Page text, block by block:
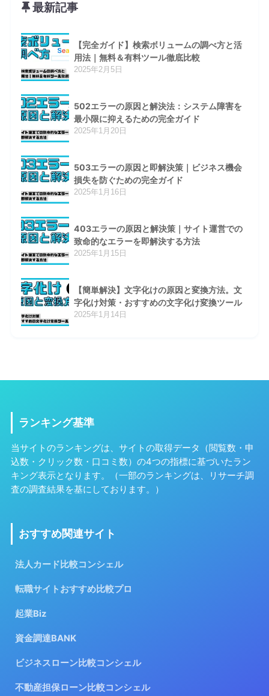
最新記事
【完全ガイド】検索ボリュームの調べ方と活
用法｜無料＆有料ツール徹底比較
2025年2月5日
502エラーの原因と解決法：システム障害を
最小限に抑えるための完全ガイド
2025年1月20日
503エラーの原因と即解決策｜ビジネス機会
損失を防ぐための完全ガイド
2025年1月16日
403エラーの原因と解決策｜サイト運営での
致命的なエラーを即解決する方法
2025年1月15日
【簡単解決】文字化けの原因と変換方法。文
字化け対策・おすすめの文字化け変換ツール
2025年1月14日
ランキング基準
当サイトのランキングは、サイトの取得データ（閲覧数・申
込数・クリック数・口コミ数）の4つの指標に基づいたラン
キング表示となります。（一部のランキングは、リサーチ調
査の調査結果を基にしております。）
おすすめ関連サイト
法人カード比較コンシェル
転職サイトおすすめ比較プロ
起業Biz
資金調達BANK
ビジネスローン比較コンシェル
不動産担保ローン比較コンシェル